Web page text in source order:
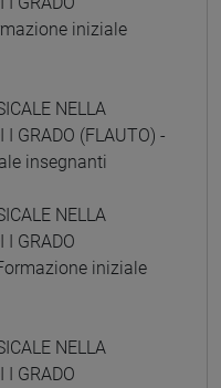
iniziale
NELLA
I GRADO (FLAUTO) -
insegnanti
NELLA
I GRADO
iniziale
NELLA
I GRADO